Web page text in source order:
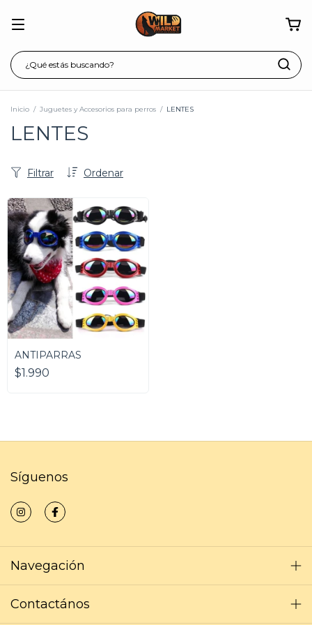
Inicio / Juguetes y Accesorios para perros / LENTES
LENTES
Ordenar
Filtrar
ANTIPARRAS
$1.990
Síguenos
Navegación
Contactános